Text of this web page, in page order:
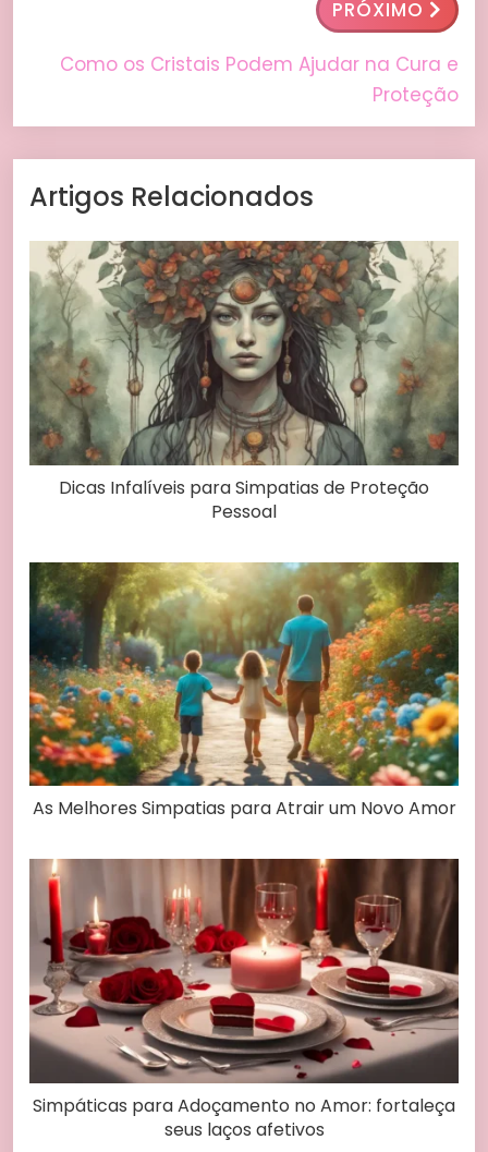
PRÓXIMO
Como os Cristais Podem Ajudar na Cura e
Proteção
Artigos Relacionados
Dicas Infalíveis para Simpatias de Proteção
Pessoal
As Melhores Simpatias para Atrair um Novo Amor
Simpáticas para Adoçamento no Amor: fortaleça
seus laços afetivos